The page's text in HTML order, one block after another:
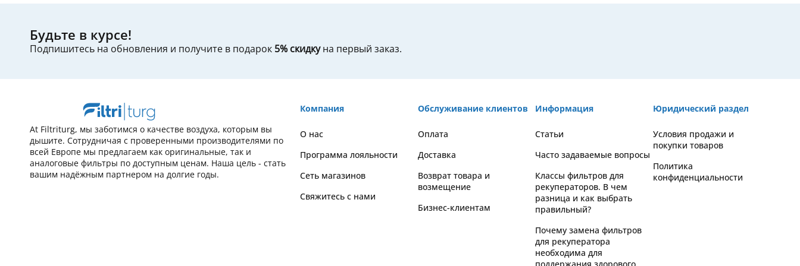
Будьте в курсе!
Подпишитесь на обновления и получите в подарок 5% скидкуна первый заказ.
At Filtriturg, мы заботимся о качестве воздуха, которым вы
дышите. Сотрудничая с проверенными производителями по
всей Европе мы предлагаем как оригинальные, так и
аналоговые фильтры по доступным ценам. Наша цель - стать
вашим надёжным партнером на долгие годы.
Компания
О нас
Программа лояльности
Сеть магазинов
Свяжитесь с нами
Обслуживание клиентов
Оплата
Доставка
Возврат товара и
возмещение
Бизнес-клиентам
Информация
Статьи
Часто задаваемые вопросы
Классы фильтров для
рекуператоров. В чем
разница и как выбрать
правильный?
Почему замена фильтров
для рекуператора
необходима для
поддержания здорового
Юридический раздел
Условия продажи и
покупки товаров
Политика
конфиденциальности